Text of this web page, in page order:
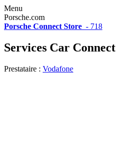
Menu
Porsche.com
Porsche Connect Store - 718
Services Car Connect
Prestataire : Vodafone